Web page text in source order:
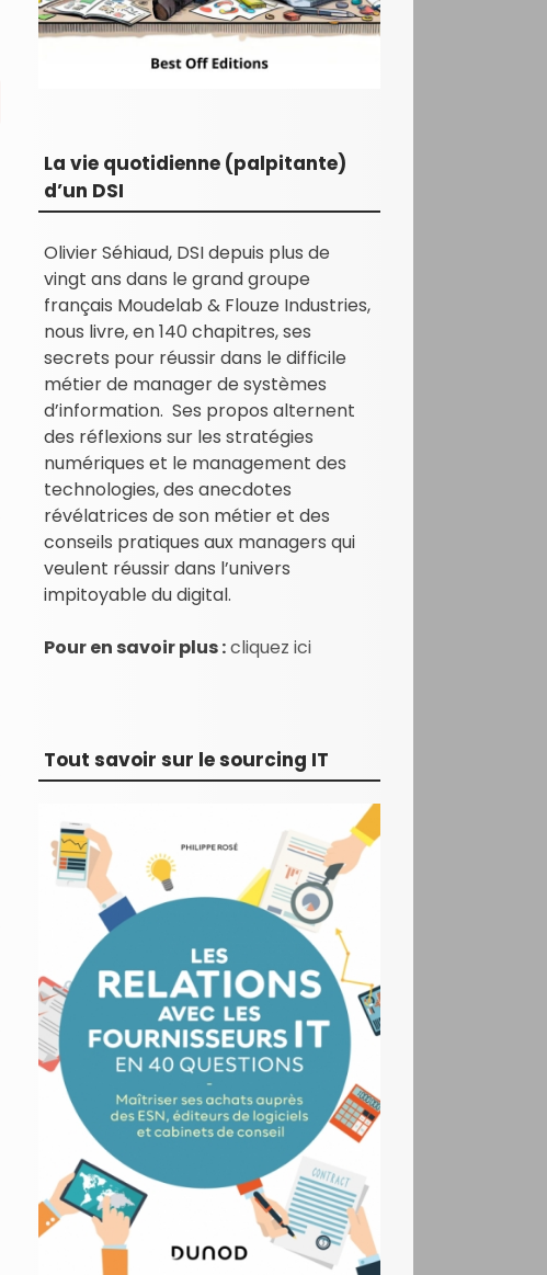
La vie quotidienne (palpitante)
d’un DSI
Olivier Séhiaud, DSI depuis plus de
vingt ans dans le grand groupe
français Moudelab & Flouze Industries,
nous livre, en 140 chapitres, ses
secrets pour réussir dans le difficile
métier de manager de systèmes
d’information. Ses propos alternent
des réflexions sur les stratégies
numériques et le management des
technologies, des anecdotes
révélatrices de son métier et des
conseils pratiques aux managers qui
veulent réussir dans l’univers
impitoyable du digital.
Pour en savoir plus :cliquez ici
Tout savoir sur le sourcing IT